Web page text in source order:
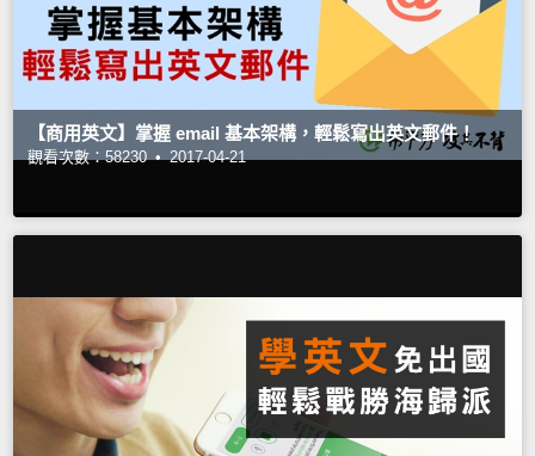
【商用英文】掌握 email 基本架構，輕鬆寫出英文郵件！
觀看次數：58230 • 2017-04-21